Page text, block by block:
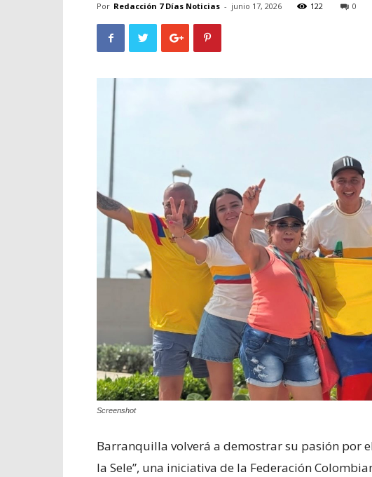
Por Redacción 7 Días Noticias - junio 17, 2026 122 0
Screenshot
Barranquilla volverá a demostrar su pasión por
la Sele”, una iniciativa de la Federación